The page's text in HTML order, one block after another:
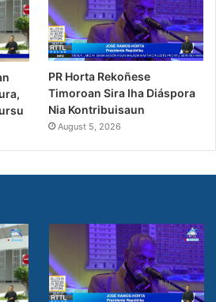
PR Horta Rekoñese
Timoroan Sira Iha Diáspora
Nia Kontribuisaun
August 5, 2026